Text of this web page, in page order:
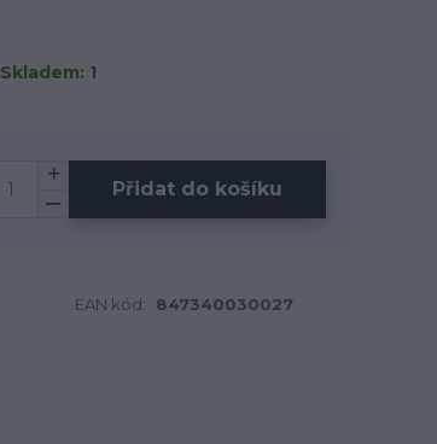
Skladem: 1
Přidat do košíku
EAN kód:
847340030027